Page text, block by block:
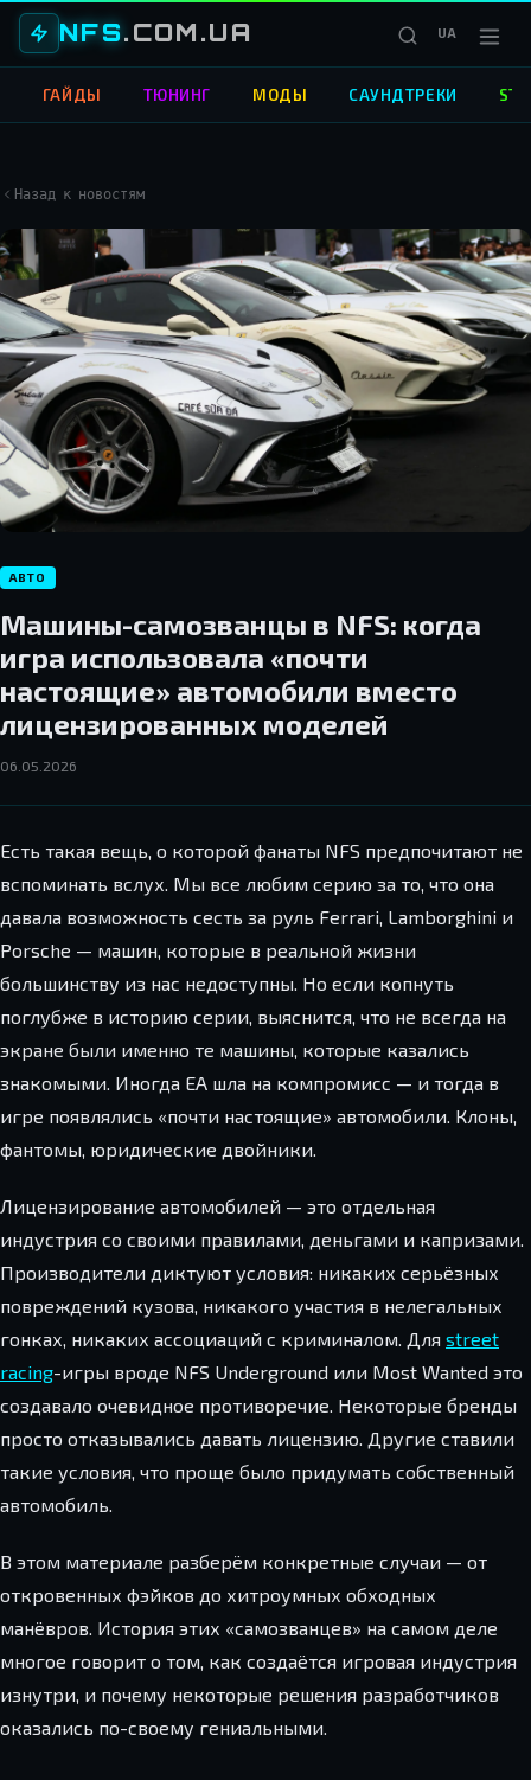
NFS.COM.UA UA
ГАЙДЫ ТЮНИНГ МОДЫ САУНДТРЕКИ
Назад к новостям
АВТО
Машины-самозванцы в NFS: когда
игра использовала «почти
настоящие» автомобили вместо
лицензированных моделей
06.05.2026
Есть такая вещь, о которой фанаты NFS предпочитают не
вспоминать вслух. Мы все любим серию за то, что она
давала возможность сесть за руль Ferrari, Lamborghini и
Porsche — машин, которые в реальной жизни
большинству из нас недоступны. Но если копнуть
поглубже в историю серии, выяснится, что не всегда на
экране были именно те машины, которые казались
знакомыми. Иногда EA шла на компромисс — и тогда в
игре появлялись «почти настоящие» автомобили. Клоны,
фантомы, юридические двойники.
Лицензирование автомобилей — это отдельная
индустрия со своими правилами, деньгами и капризами.
Производители диктуют условия: никаких серьёзных
повреждений кузова, никакого участия в нелегальных
гонках, никаких ассоциаций с криминалом. Для street
racing-игры вроде NFS Underground или Most Wanted это
создавало очевидное противоречие. Некоторые бренды
просто отказывались давать лицензию. Другие ставили
такие условия, что проще было придумать собственный
автомобиль.
В этом материале разберём конкретные случаи — от
откровенных фэйков до хитроумных обходных
манёвров. История этих «самозванцев» на самом деле
многое говорит о том, как создаётся игровая индустрия
изнутри, и почему некоторые решения разработчиков
оказались по-своему гениальными.